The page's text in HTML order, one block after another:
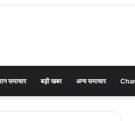
समाचार बड़ी खबर अन्य समाचार